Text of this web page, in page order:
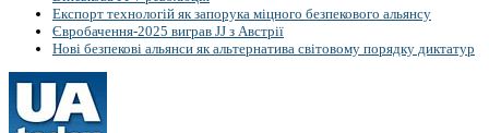
Експорт технологій як запорука міцного безпекового альянсу
Євробачення-2025 виграв JJ з Австрії
Нові безпекові альянси як альтернатива світовому порядку диктатур